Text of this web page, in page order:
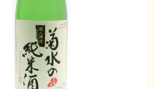
地酒解体新書